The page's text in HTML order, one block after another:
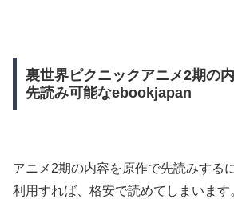
裏世界ピクニックアニメ2期の
先読み可能なebookjapan
アニメ2期の内容を原作で先読みする
利用すれば、格安で読めてしまいます